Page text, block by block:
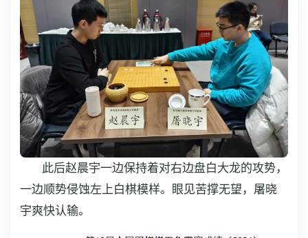
此后赵晨宇一边保持着对右边盘白大龙的攻势，
一边顺势侵蚀左上白棋模样。眼见苦撑无望，屠晓
宇爽快认输。